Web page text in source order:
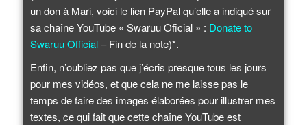
un don à Mari, voici le lien PayPal qu’elle a indiqué sur
sa chaîne YouTube « Swaruu Oficial » : Donate to
Swaruu Official– Fin de la note)*.
Enfin, n’oubliez pas que j’écris presque tous les jours
pour mes vidéos, et que cela ne me laisse pas le
temps de faire des images élaborées pour illustrer mes
textes, ce qui fait que cette chaîne YouTube est